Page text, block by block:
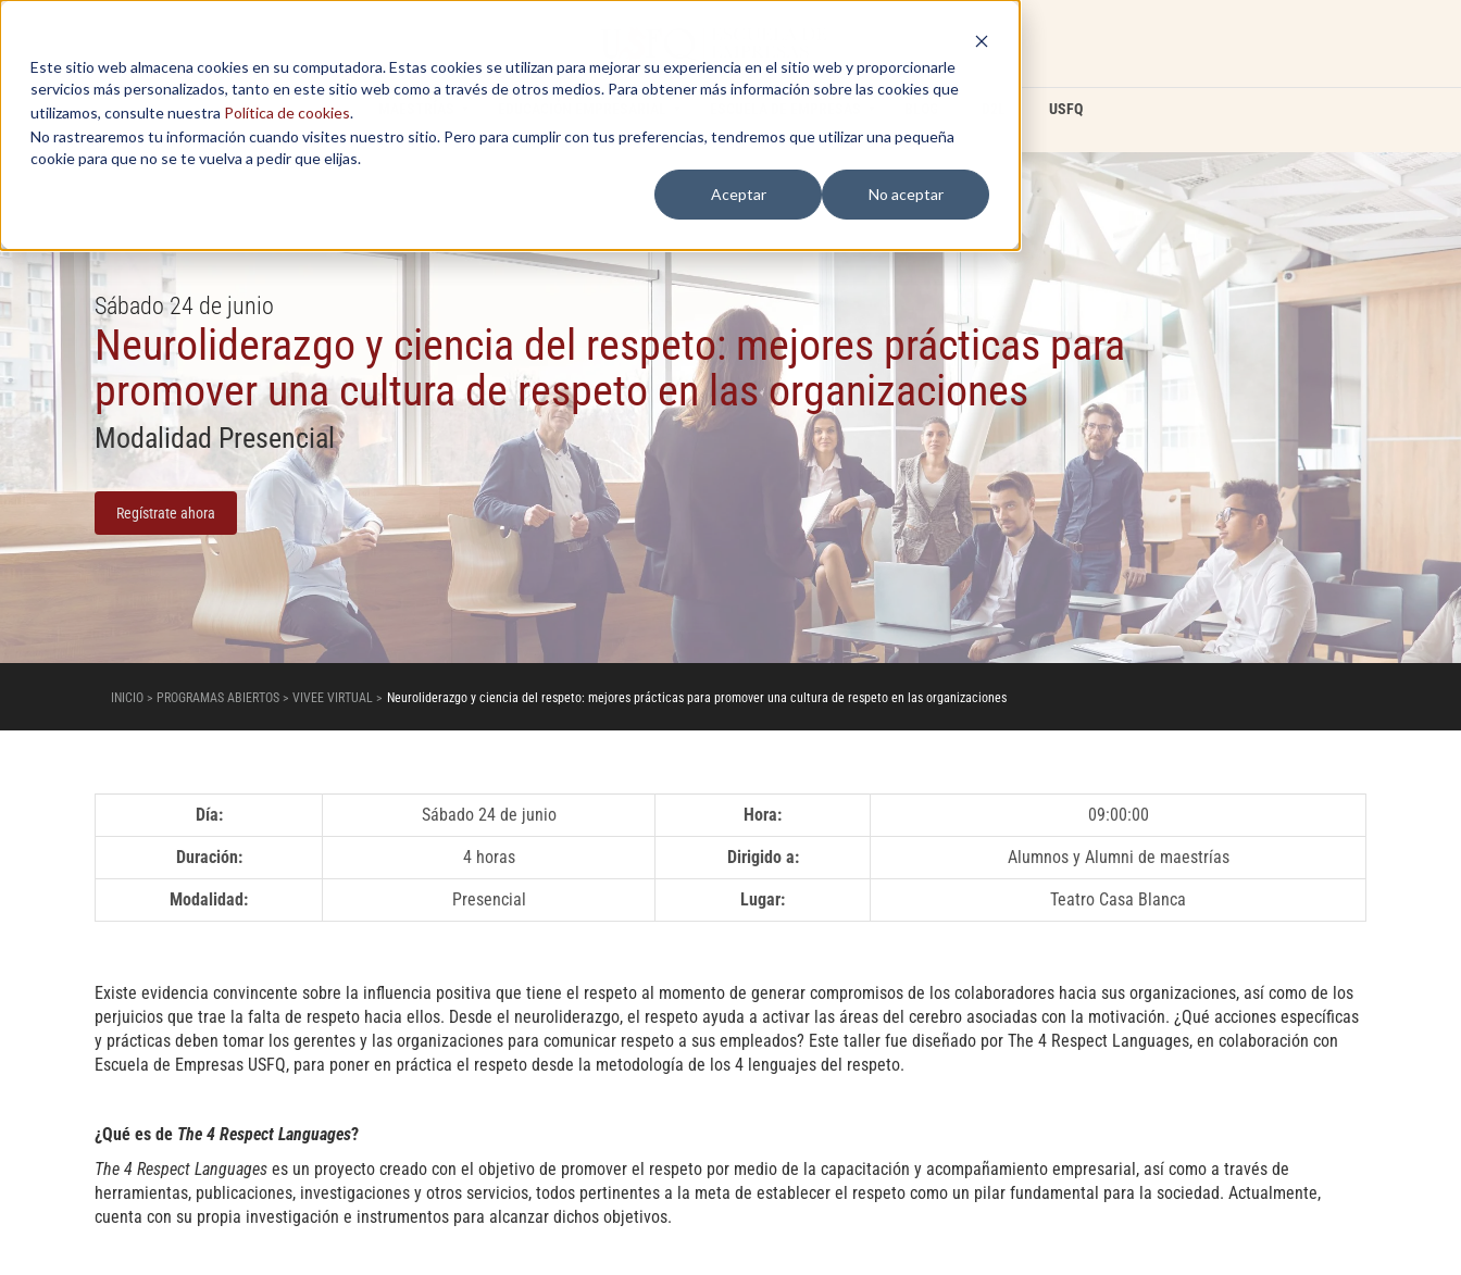
Este sitio web almacena cookies en su computadora. Estas cookies se utilizan para mejorar su experiencia en el sitio web y proporcionarle
servicios más personalizados, tanto en este sitio web como a través de otros medios. Para obtener más información sobre las cookies que
utilizamos, consulte nuestra Política de cookies.
No rastrearemos tu información cuando visites nuestro sitio. Pero para cumplir con tus preferencias, tendremos que utilizar una pequeña
cookie para que no se te vuelva a pedir que elijas.
Aceptar
No aceptar
USFQ
Sábado 24 de junio
Neuroliderazgo y ciencia del respeto: mejores prácticas para
promover una cultura de respeto en las organizaciones
Modalidad Presencial
Regístrate ahora
INICIO > PROGRAMAS ABIERTOS > VIVEE VIRTUAL > Neuroliderazgo y ciencia del respeto: mejores prácticas para promover una cultura de respeto en las organizaciones
Día: Sábado 24 de junio Hora: 09:00:00
Duración: 4 horas Dirigido a: Alumnos y Alumni de maestrías
Modalidad: Presencial Lugar: Teatro Casa Blanca
Existe evidencia convincente sobre la influencia positiva que tiene el respeto al momento de generar compromisos de los colaboradores hacia sus organizaciones, así como de los
perjuicios que trae la falta de respeto hacia ellos. Desde el neuroliderazgo, el respeto ayuda a activar las áreas del cerebro asociadas con la motivación. ¿Qué acciones específicas
y prácticas deben tomar los gerentes y las organizaciones para comunicar respeto a sus empleados? Este taller fue diseñado por The 4 Respect Languages, en colaboración con
Escuela de Empresas USFQ, para poner en práctica el respeto desde la metodología de los 4 lenguajes del respeto.
¿Qué es de The 4 Respect Languages?
The 4 Respect Languages es un proyecto creado con el objetivo de promover el respeto por medio de la capacitación y acompañamiento empresarial, así como a través de
herramientas, publicaciones, investigaciones y otros servicios, todos pertinentes a la meta de establecer el respeto como un pilar fundamental para la sociedad. Actualmente,
cuenta con su propia investigación e instrumentos para alcanzar dichos objetivos.